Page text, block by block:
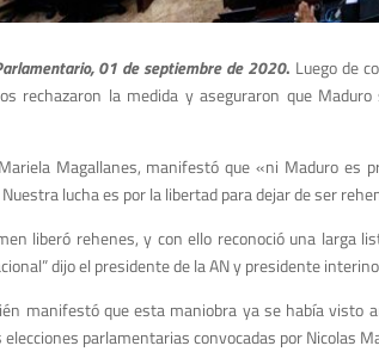
01 de septiembre de 2020. Luego de
rechazaron la medida y aseguraron que
Magallanes, manifestó que «ni Maduro es
lucha es por la libertad para dejar de ser
liberó rehenes, y con ello reconoció una larga
dijo el presidente de la AN y presidente interino
manifestó que esta maniobra ya se había
parlamentarias convocadas por Nicolas